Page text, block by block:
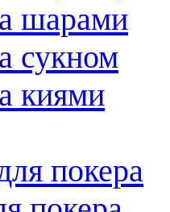
шарами
сукном
киями
покера